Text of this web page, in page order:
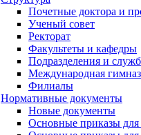
Почетные доктора и
Ученый совет
Ректорат
Факультеты и кафедры
Подразделения и
Международная
Филиалы
Нормативные документы
Новые документы
Основные приказы для